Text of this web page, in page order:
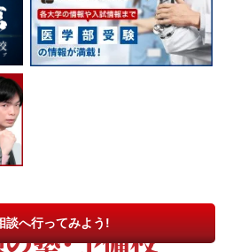
談へ行ってみよう!
塾・予備校